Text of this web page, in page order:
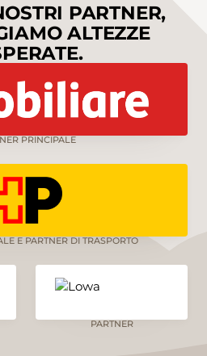
PARTNER,
ALTEZZE
PRINCIPALE
E PARTNER DI TRASPORTO
PARTNER